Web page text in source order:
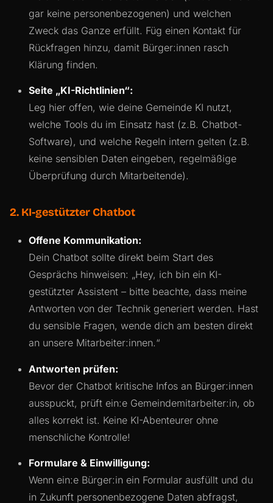
gar keine personenbezogenen) und welchen
Zweck das Ganze erfüllt. Füg einen Kontakt für
Rückfragen hinzu, damit Bürger:innen rasch
Klärung finden.
Seite „KI-Richtlinien“:
Leg hier offen, wie deine Gemeinde KI nutzt,
welche Tools du im Einsatz hast (z.B. Chatbot-
Software), und welche Regeln intern gelten (z.B.
keine sensiblen Daten eingeben, regelmäßige
Überprüfung durch Mitarbeitende).
2. KI-gestützter Chatbot
Offene Kommunikation:
Dein Chatbot sollte direkt beim Start des
Gesprächs hinweisen: „Hey, ich bin ein KI-
gestützter Assistent – bitte beachte, dass meine
Antworten von der Technik generiert werden. Hast
du sensible Fragen, wende dich am besten direkt
an unsere Mitarbeiter:innen.“
Antworten prüfen:
Bevor der Chatbot kritische Infos an Bürger:innen
ausspuckt, prüft ein:e Gemeindemitarbeiter:in, ob
alles korrekt ist. Keine KI-Abenteurer ohne
menschliche Kontrolle!
Formulare & Einwilligung:
Wenn ein:e Bürger:in ein Formular ausfüllt und du
in Zukunft personenbezogene Daten abfragst,